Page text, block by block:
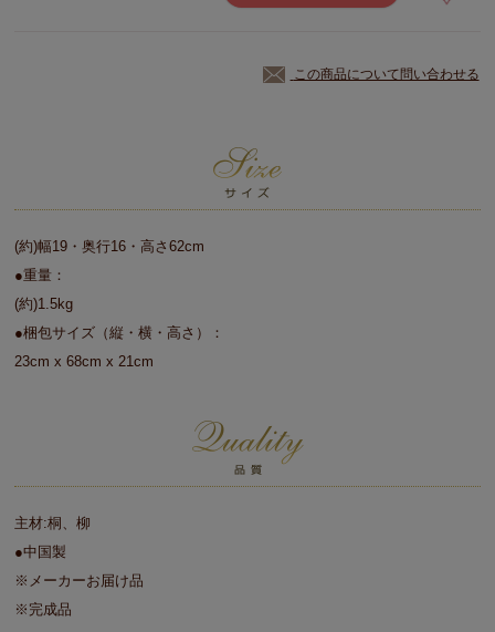
この商品について問い合わせる
(約)幅19・奥行16・高さ62cm
●重量：
(約)1.5kg
●梱包サイズ（縦・横・高さ）：
23cm x 68cm x 21cm
主材:桐、柳
●中国製
※メーカーお届け品
※完成品